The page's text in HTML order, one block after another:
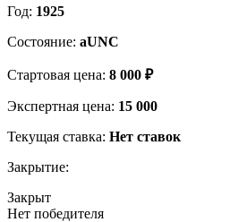
Год: 1925
Состояние: aUNC
Стартовая цена: 8 000 ₽
Экспертная цена: 15 000
Текущая ставка: Нет ставок
Закрытие:
Закрыт
Нет победителя